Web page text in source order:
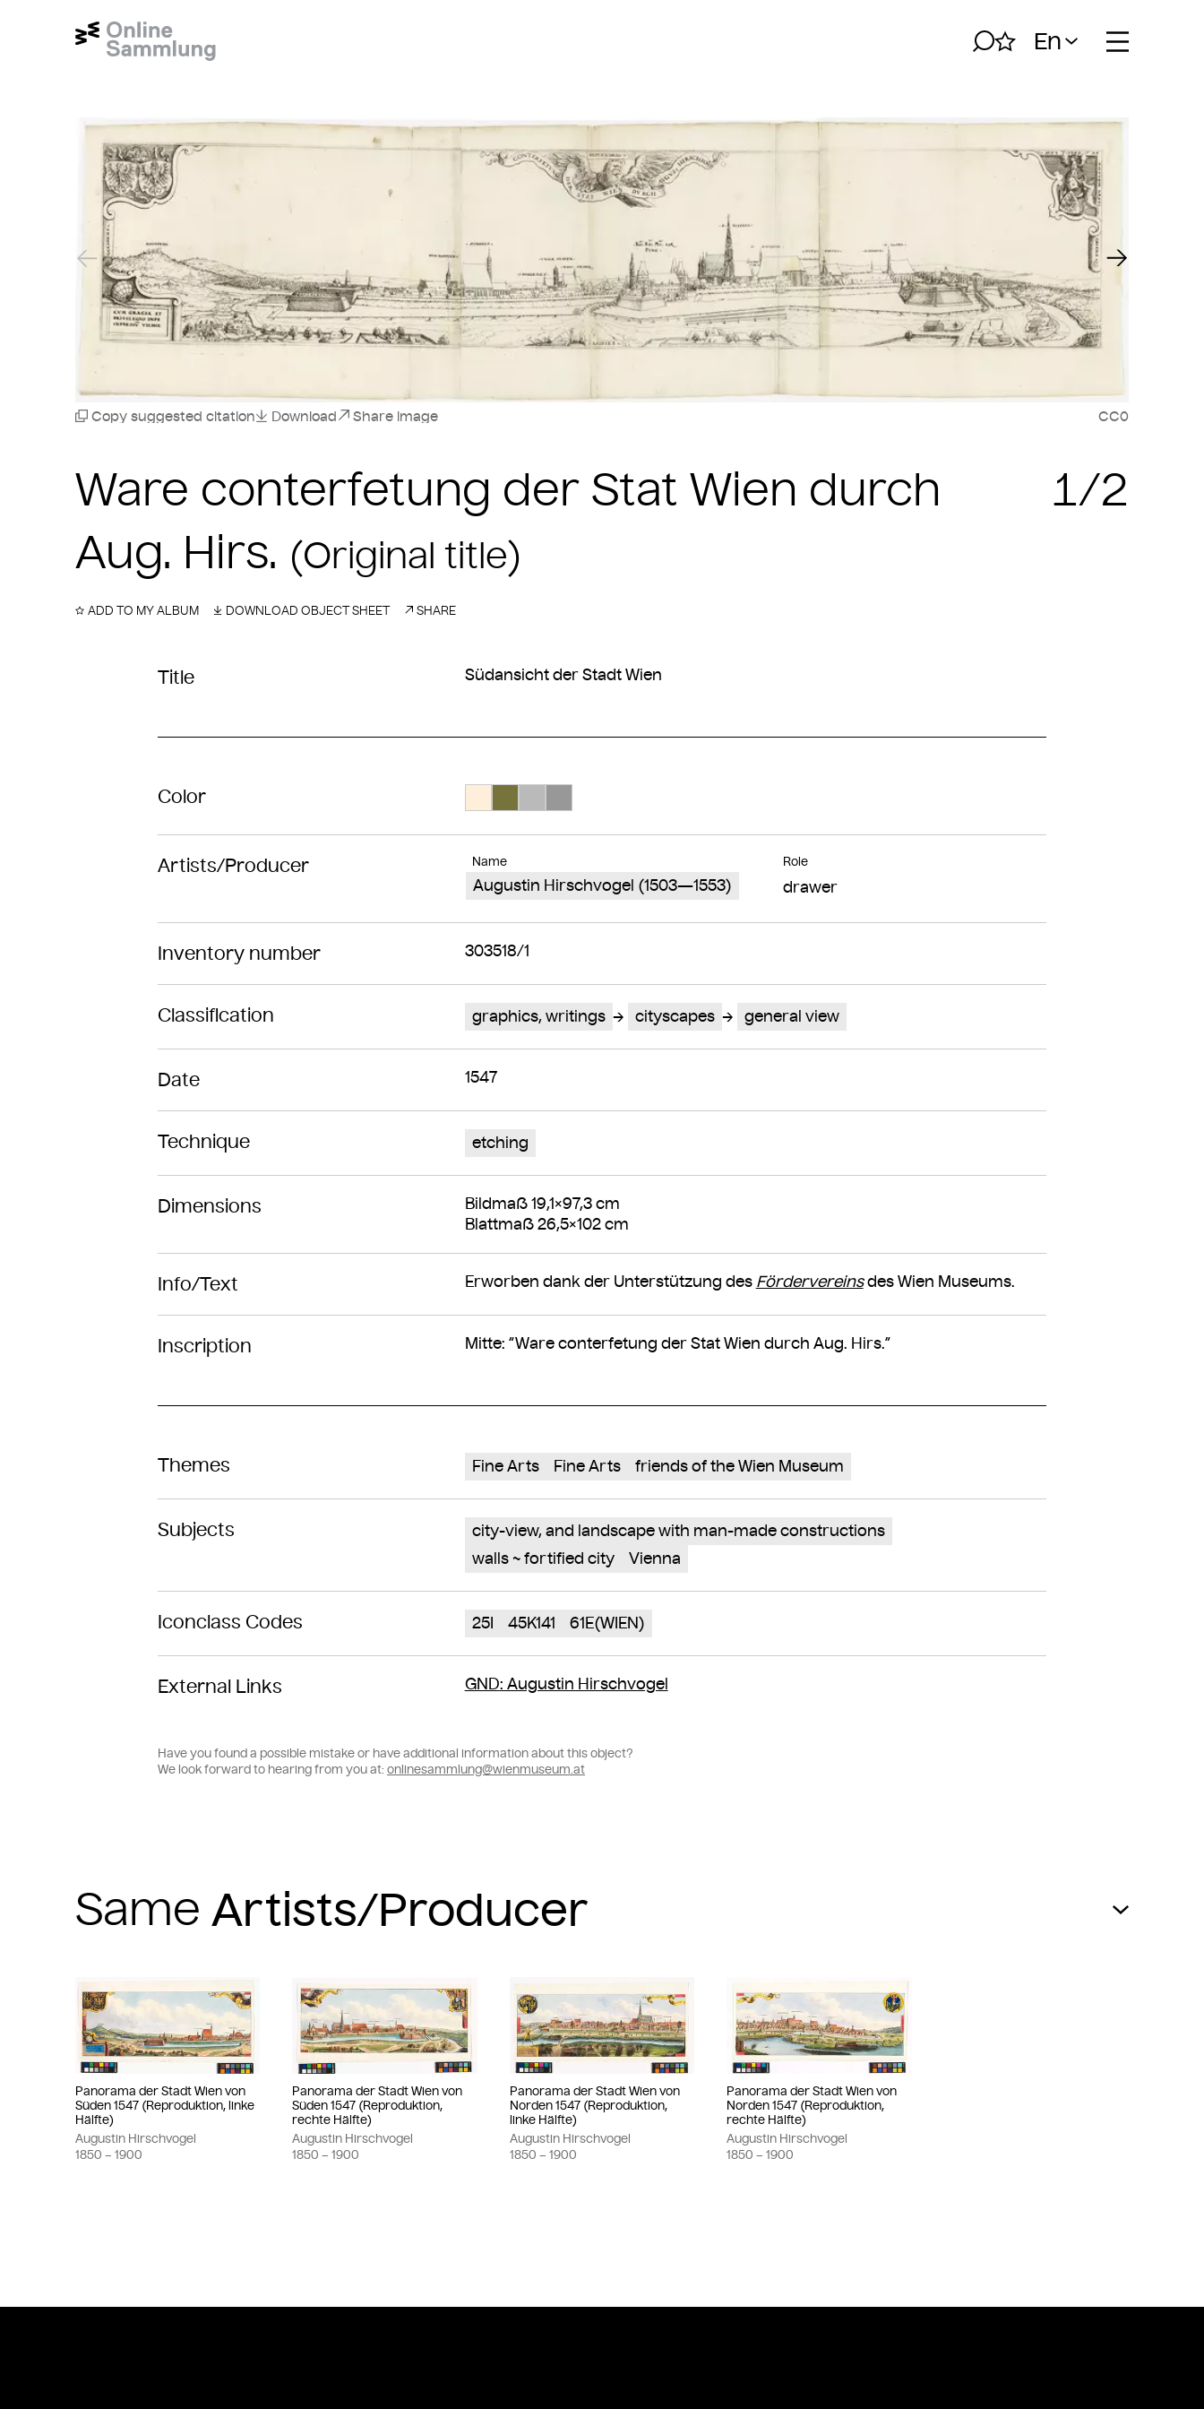
SearchMy album
En Open
Ware conterfetung der Stat Wien durch
Aug. Hirs. (Original title)
1/2
Show larger image
Copy suggested citation Download Share image CC0
Previous slide Next slide
ADD TO MY ALBUM DOWNLOAD OBJECT SHEET SHARE
Title Südansicht der Stadt Wien
Color
Artists/Producer Name Role
Augustin Hirschvogel (1503—1553) drawer
Inventory number 303518/1
Classification graphics, writings cityscapes general view
Date 1547
Technique etching
Dimensions
Bildmaß 19,1×97,3 cm
Blattmaß 26,5×102 cm
Info/Text Erworben dank der Unterstützung des Fördervereinsdes Wien Museums.
Inscription Mitte: “Ware conterfetung der Stat Wien durch Aug. Hirs.”
Themes Fine Arts Fine Arts friends of the Wien Museum
Subjects
city-view, and landscape with man-made constructions
walls ~ fortified city
Vienna
Iconclass Codes 25I 45K141 61E(WIEN)
External Links GND: Augustin Hirschvogel
Have you found a possible mistake or have additional information about this object?
We look forward to hearing from you at: onlinesammlung@wienmuseum.at
Same
Panorama der Stadt Wien von
Süden 1547 (Reproduktion, linke
Hälfte)
Augustin Hirschvogel
1850 – 1900
Panorama der Stadt Wien von
Süden 1547 (Reproduktion,
rechte Hälfte)
Augustin Hirschvogel
1850 – 1900
Panorama der Stadt Wien von
Norden 1547 (Reproduktion,
linke Hälfte)
Augustin Hirschvogel
1850 – 1900
Panorama der Stadt Wien von
Norden 1547 (Reproduktion,
rechte Hälfte)
Augustin Hirschvogel
1850 – 1900